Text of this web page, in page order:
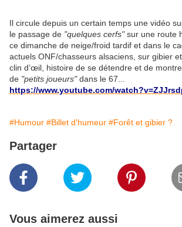
Il circule depuis un certain temps une vidéo
le passage de "quelques cerfs"sur une route
ce dimanche de neige/froid tardif et dans le
actuels ONF/chasseurs alsaciens, sur gibier
clin d’œil, histoire de se détendre et de
de "petits joueurs"dans le 67...
https://www.youtube.com/
#Humour #Billet d'humeur #Forêt et gibier ?
Partager
Vous aimerez aussi